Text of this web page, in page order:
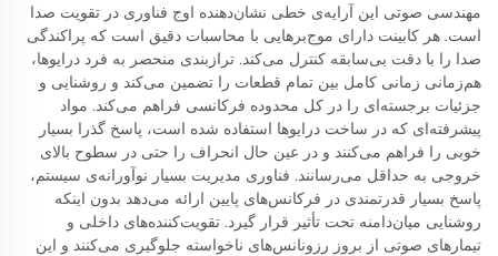
مهندسی صوتی این آرایه‌ی خطی نشان‌دهنده اوج فناوری در تقویت صدا
است. هر کابینت دارای موج‌برهایی با محاسبات دقیق است که پراکندگی
صدا را با دقت بی‌سابقه کنترل می‌کند. ترازبندی منحصر به فرد درایوها،
هم‌زمانی زمانی کامل بین تمام قطعات را تضمین می‌کند و روشنایی و
جزئیات برجسته‌ای را در کل محدوده فرکانسی فراهم می‌کند. مواد
پیشرفته‌ای که در ساخت درایوها استفاده شده است، پاسخ گذرا بسیار
خوبی را فراهم می‌کنند و در عین حال انحراف را حتی در سطوح بالای
خروجی به حداقل می‌رسانند. فناوری مدیریت بسیار نوآورانه‌ی سیستم،
پاسخ بسیار قدرتمندی در فرکانس‌های پایین ارائه می‌دهد بدون اینکه
روشنایی میان‌دامنه تحت تأثیر قرار گیرد. تقویت‌کننده‌های داخلی و
تیمارهای صوتی از بروز رزونانس‌های ناخواسته جلوگیری می‌کنند و این